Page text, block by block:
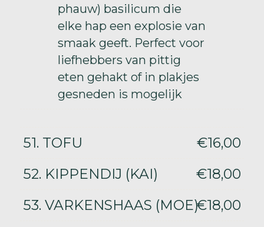
phauw) basilicum die
elke hap een explosie van
smaak geeft. Perfect voor
liefhebbers van pittig
eten gehakt of in plakjes
gesneden is mogelijk
51. TOFU
€16,00
52. KIPPENDIJ (KAI)
€18,00
53. VARKENSHAAS (MOE)€18,00